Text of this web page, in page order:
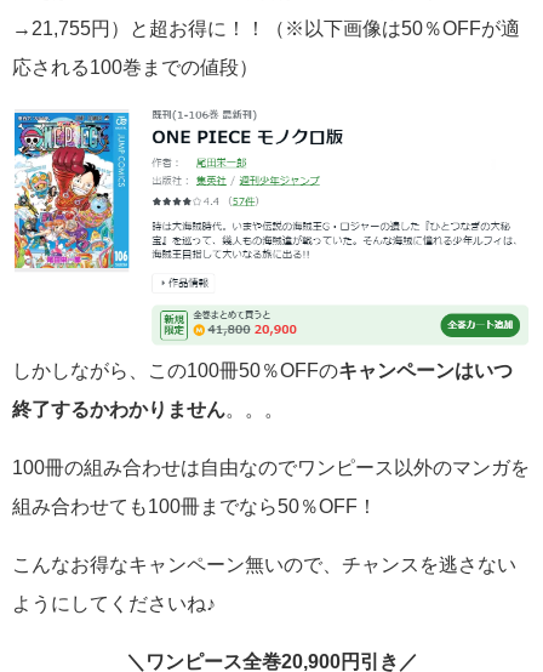
→21,755円）と超お得に！！（※以下画像は50％OFFが適
応される100巻までの値段）
しかしながら、この100冊50％OFFのキャンペーンはいつ
終了するかわかりません
100冊の組み合わせは自由なのでワンピース以外のマンガを
組み合わせても100冊までなら50％OFF！
こんなお得なキャンペーン無いので、チャンスを逃さない
ようにしてくださいね♪
＼ワンピース全巻20,900円引き／